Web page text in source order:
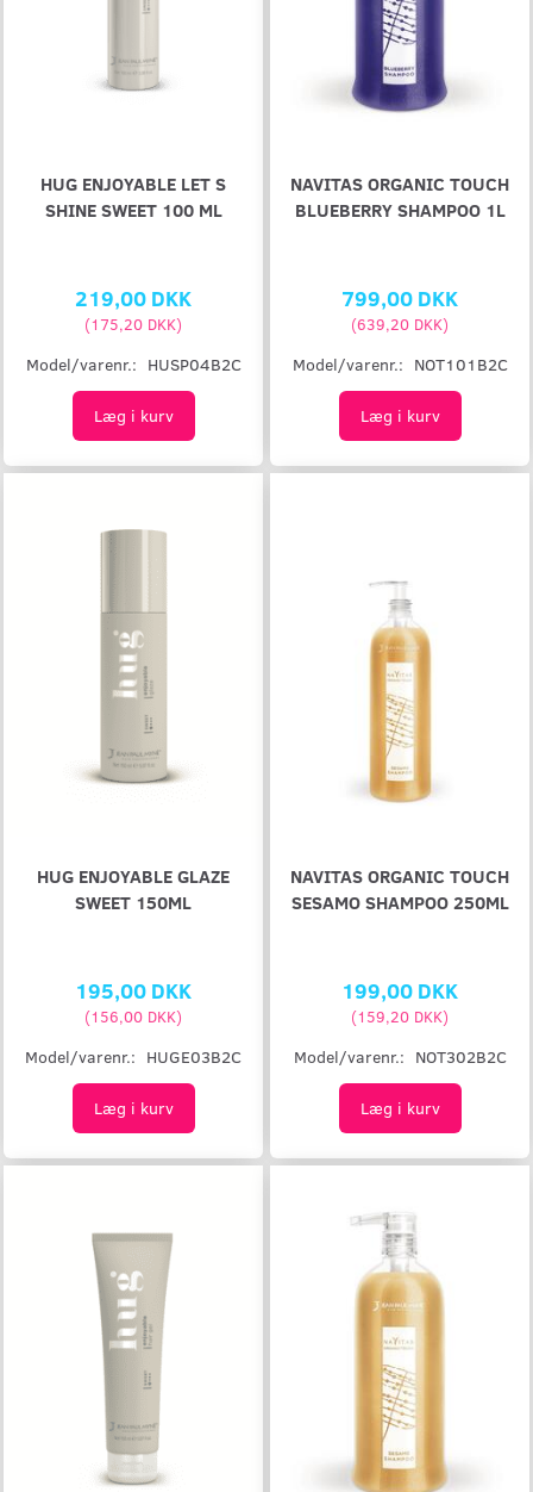
HUG ENJOYABLE LET S
SHINE SWEET 100 ML
219,00 DKK
(175,20 DKK)
Model/varenr.: HUSP04B2C
Læg i kurv
NAVITAS ORGANIC TOUCH
BLUEBERRY SHAMPOO 1L
799,00 DKK
(639,20 DKK)
Model/varenr.: NOT101B2C
Læg i kurv
HUG ENJOYABLE GLAZE
SWEET 150ML
195,00 DKK
(156,00 DKK)
Model/varenr.: HUGE03B2C
Læg i kurv
NAVITAS ORGANIC TOUCH
SESAMO SHAMPOO 250ML
199,00 DKK
(159,20 DKK)
Model/varenr.: NOT302B2C
Læg i kurv